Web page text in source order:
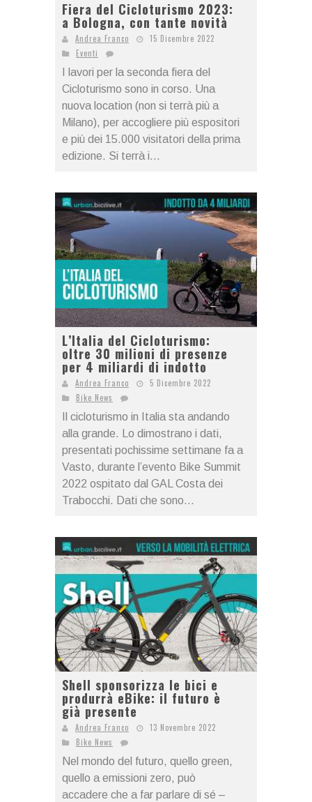
Fiera del Cicloturismo 2023:
a Bologna, con tante novità
Andrea Franco
15 Dicembre 2022
Eventi
I lavori per la seconda fiera del
Cicloturismo sono in corso. Una
nuova location (non si terrà più a
Milano), per accogliere più espositori
e più dei 15.000 visitatori della prima
edizione. Si terrà i...
L’Italia del Cicloturismo:
oltre 30 milioni di presenze
per 4 miliardi di indotto
Andrea Franco
5 Dicembre 2022
Bike News
Il cicloturismo in Italia sta andando
alla grande. Lo dimostrano i dati,
presentati pochissime settimane fa a
Vasto, durante l’evento Bike Summit
2022 ospitato dal GAL Costa dei
Trabocchi. Dati che sono...
Shell sponsorizza le bici e
produrrà eBike: il futuro è
già presente
Andrea Franco
13 Novembre 2022
Bike News
Nel mondo del futuro, quello green,
quello a emissioni zero, può
accadere che a far parlare di sé –